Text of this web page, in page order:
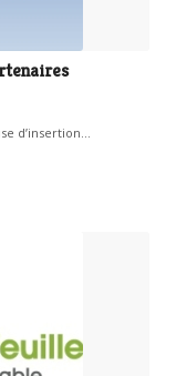
d’insertion…